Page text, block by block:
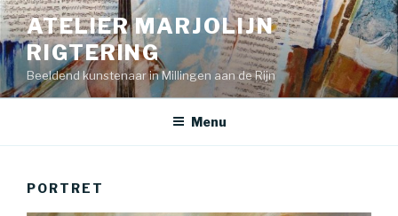
Skip
to
content
ATELIER MARJOLIJN
RIGTERING
Beeldend kunstenaar in Millingen aan de Rijn
Menu
PORTRET